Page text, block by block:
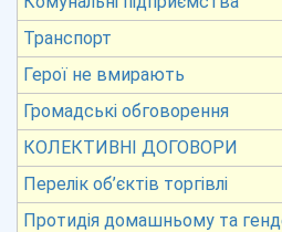
Транспорт
Герої не вмирають
Громадські обговорення
КОЛЕКТИВНІ ДОГОВОРИ
Перелік об’єктів торгівлі
Протидія домашньому та